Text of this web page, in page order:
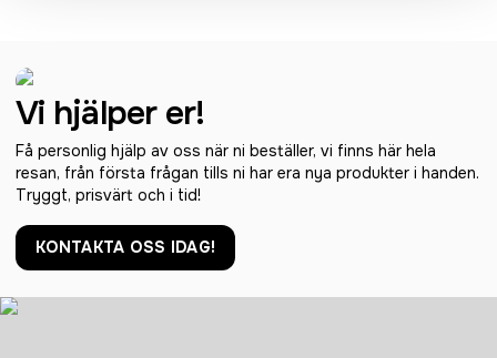
Vi hjälper er!
Få personlig hjälp av oss när ni beställer, vi finns här hela
resan, från första frågan tills ni har era nya produkter i handen.
Tryggt, prisvärt och i tid!
KONTAKTA OSS IDAG!